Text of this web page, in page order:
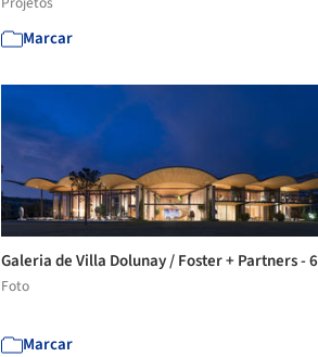
Marcar
Galeria de Villa Dolunay / Foster + Partners - 6
Foto
Marcar